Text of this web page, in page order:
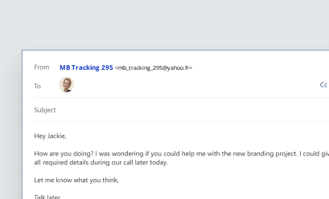
MB Tracking 295 <mb_tracking_295@yahoo.fr>